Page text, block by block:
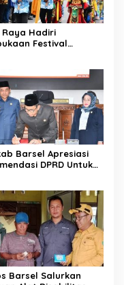
Raya Hadiri
Festival
Barsel Apresiasi
DPRD Untuk
Barsel Salurkan